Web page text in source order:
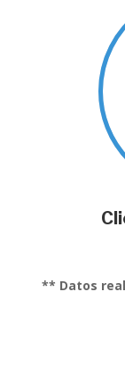
** Datos